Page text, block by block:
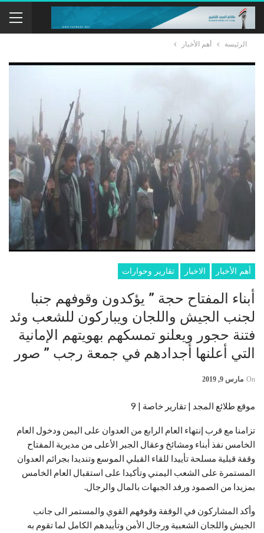
الرئيسة أهم الأخبار
أهم الأخبار الاخبار تقارير وحوارات
أبناء المفتاح حجة ” يؤكدون وقوفهم جنبا
لجنب الجيش واللجان ويباركون للشعب وئد
فتنة حجور ويعلنو تمسكهم بهويتهم الإمانية
التي أعلنها أجدادهم في جمعة رجب ” صور
On مارس 9, 2019
موقع طلائع المجد | تقارير خاصة | 9
تزامنا مع قرب إنتهاء العام الرابع من العدوان على اليمن ودخول العام
الخامس نفذ أبناء ومشائخ وعقال الجبر الأعلى من مديرية المفتاح
وقفة قبلية مسلحة تأييدا للقاء القبلي الموسع وتنديدا بجرائم العدوان
المستمرة على الشعب اليمني وتأكيدا على استقبال العام الخامس
بمزيدا من الصمود ورفد الجبهات بالمال والرجال.
وأكد المشاركون في الوقفة وقوفهم القوي والمستمر الى جانب
الجيش واللجان الشعبية ورجال الأمن وتأييدهم الكامل لما تقوم به